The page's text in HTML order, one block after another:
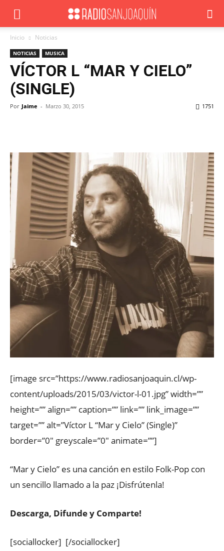
Inicio Noticias
NOTICIAS MUSICA
VÍCTOR L “MAR Y CIELO”
(SINGLE)
Por Jaime - Marzo 30, 2015 1751
[image src=”https://www.radiosanjoaquin.cl/wp-
content/uploads/2015/03/victor-l-01.jpg” width=””
height=”” align=”” caption=”” link=”” link_image=””
target=”” alt=”Víctor L “Mar y Cielo” (Single)”
border=”0″ greyscale=”0″ animate=””]
“Mar y Cielo” es una canción en estilo Folk-Pop con
un sencillo llamado a la paz ¡Disfrútenla!
Descarga, Difunde y Comparte!
[sociallocker] [/sociallocker]